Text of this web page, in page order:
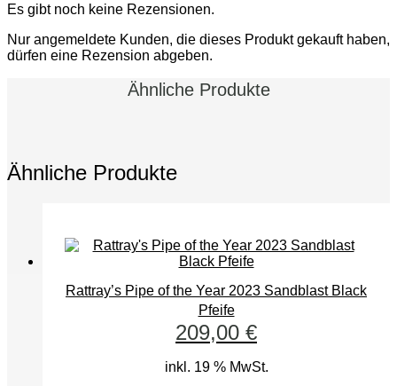
Es gibt noch keine Rezensionen.
Nur angemeldete Kunden, die dieses Produkt gekauft haben,
dürfen eine Rezension abgeben.
Ähnliche Produkte
Ähnliche Produkte
Rattray’s Pipe of the Year 2023 Sandblast Black
Pfeife
209,00 €
inkl. 19 % MwSt.